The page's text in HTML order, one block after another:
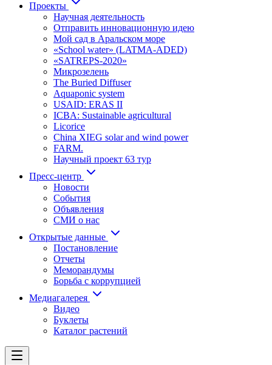
Проекты
Научная деятельность
Отправить инновационную идею
Мой сад в Аральском море
«School water» (LATMA-ADED)
«SATREPS-2020»
Микрозелень
The Buried Diffuser
Aquaponic system
USAID: ERAS II
ICBA: Sustainable agricultural
Licorice
China XIEG solar and wind power
FARM.
Научный проект 63 тур
Пресс-центр
Новости
События
Объявления
СМИ о нас
Открытые данные
Постановление
Отчеты
Меморандумы
Борьба с коррупцией
Медиагалерея
Видео
Буклеты
Каталог растений